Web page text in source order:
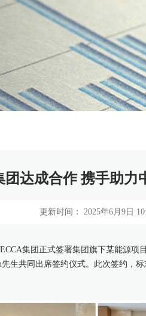
达成合作 携手助力
更新时间： 2025年6月9日
集团正式签署集团旗下某能源
生共同出席签约仪式。此次签约，